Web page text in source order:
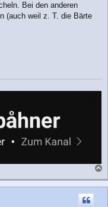
Bei den anderen
(auch weil z. T. die Bärte
a
c